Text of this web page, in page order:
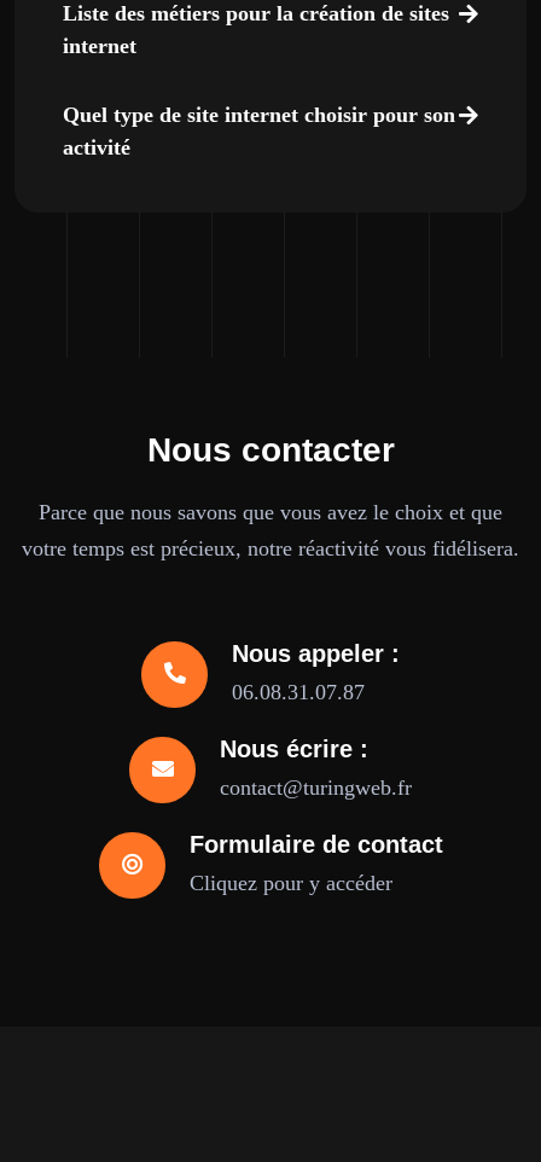
Liste des métiers pour la création de sites
internet
Quel type de site internet choisir pour son
activité
Nous contacter
Parce que nous savons que vous avez le choix et que
votre temps est précieux, notre réactivité vous fidélisera.
Nous appeler :
06.08.31.07.87
Nous écrire :
contact@turingweb.fr
Formulaire de contact
Cliquez pour y accéder